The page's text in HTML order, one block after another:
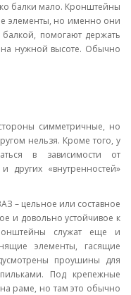
балки мало. Кронштейны
элементы, но именно они
помогают держать
нужной высоте. Обычно
симметричные, но
нельзя. Кроме того, у
в зависимости от
«внутренностей»
– цельное или составное
и довольно устойчивое к
служат еще и
элементы, гасящие
проушины для
Под крепежные
раме, но там это обычно